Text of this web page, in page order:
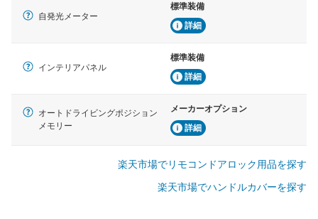
自発光メーター
標準装備
詳細
インテリアパネル
標準装備
詳細
オートドライビングポジション
メモリー
メーカーオプション
詳細
楽天市場でリモコンドアロック用品を探す
楽天市場でハンドルカバーを探す